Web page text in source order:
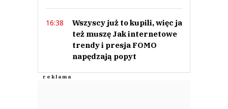
16:38
Wszyscy już to kupili, więc ja
też muszę Jak internetowe
trendy i presja FOMO
napędzają popyt